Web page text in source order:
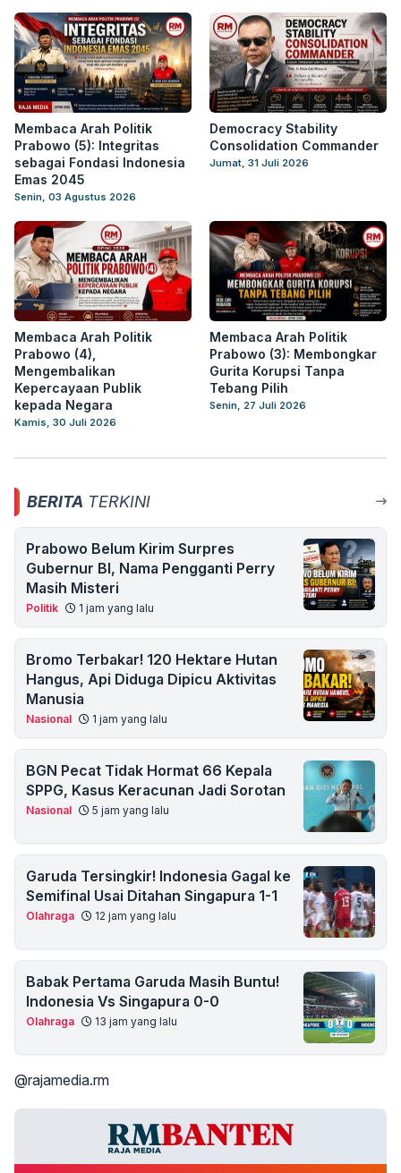
Membaca Arah Politik
Prabowo (5): Integritas
sebagai Fondasi Indonesia
Emas 2045
Senin, 03 Agustus 2026
Democracy Stability
Consolidation Commander
Jumat, 31 Juli 2026
Membaca Arah Politik
Prabowo (4),
Mengembalikan
Kepercayaan Publik
kepada Negara
Kamis, 30 Juli 2026
Membaca Arah Politik
Prabowo (3): Membongkar
Gurita Korupsi Tanpa
Tebang Pilih
Senin, 27 Juli 2026
BERITA TERKINI
Prabowo Belum Kirim Surpres
Gubernur BI, Nama Pengganti Perry
Masih Misteri
Politik 1 jam yang lalu
Bromo Terbakar! 120 Hektare Hutan
Hangus, Api Diduga Dipicu Aktivitas
Manusia
Nasional 1 jam yang lalu
BGN Pecat Tidak Hormat 66 Kepala
SPPG, Kasus Keracunan Jadi Sorotan
Nasional 5 jam yang lalu
Garuda Tersingkir! Indonesia Gagal ke
Semifinal Usai Ditahan Singapura 1-1
Olahraga 12 jam yang lalu
Babak Pertama Garuda Masih Buntu!
Indonesia Vs Singapura 0-0
Olahraga 13 jam yang lalu
@rajamedia.rm